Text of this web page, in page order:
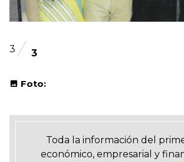
3 3
Foto:
Toda la información del
económico, empresarial y